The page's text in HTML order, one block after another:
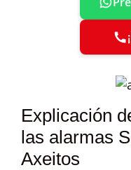
Explicación
las alarmas
Axeitos